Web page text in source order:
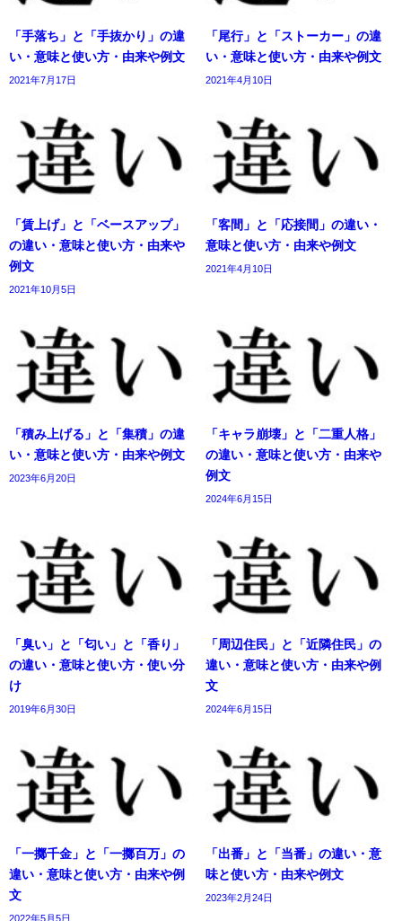
「手落ち」と「手抜かり」の違
い・意味と使い方・由来や例文
2021年7月17日
「尾行」と「ストーカー」の違
い・意味と使い方・由来や例文
2021年4月10日
「賃上げ」と「ベースアップ」
の違い・意味と使い方・由来や
例文
2021年10月5日
「客間」と「応接間」の違い・
意味と使い方・由来や例文
2021年4月10日
「積み上げる」と「集積」の違
い・意味と使い方・由来や例文
2023年6月20日
「キャラ崩壊」と「二重人格」
の違い・意味と使い方・由来や
例文
2024年6月15日
「臭い」と「匂い」と「香り」
の違い・意味と使い方・使い分
け
2019年6月30日
「周辺住民」と「近隣住民」の
違い・意味と使い方・由来や例
文
2024年6月15日
「一擲千金」と「一擲百万」の
違い・意味と使い方・由来や例
文
2022年5月5日
「出番」と「当番」の違い・意
味と使い方・由来や例文
2023年2月24日